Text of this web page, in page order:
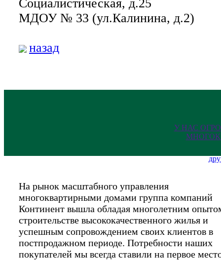
Социалистическая, д.25
МДОУ № 33 (ул.Калинина, д.2)
назад
У НАС
На рынок масштабного управления
многоквартирными домами группа компаний
Континент вышла обладая многолетним
строительстве высококачественного жилья и
успешным сопровождением своих клиентов в
постпродажном периоде. Потребности наших
покупателей мы всегда ставили на первое